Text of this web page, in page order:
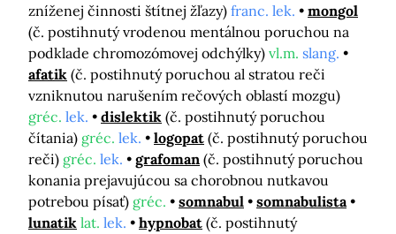
zníženej činnosti štítnej žľazy) franc. lek.
mongol
(č. postihnutý vrodenou mentálnou poruchou na
podklade chromozómovej odchýlky) vl.m. slang.
afatik (č. postihnutý poruchou al stratou reči
vzniknutou narušením rečových oblastí mozgu)
gréc. lek. dislektik (č. postihnutý poruchou
čítania) gréc. lek. logopat (č. postihnutý poruchou
reči) gréc. lek. grafoman (č. postihnutý poruchou
konania prejavujúcou sa chorobnou nutkavou
potrebou písať) gréc. somnabul
somnabulista
lunatik lat. lek. hypnobat (č. postihnutý